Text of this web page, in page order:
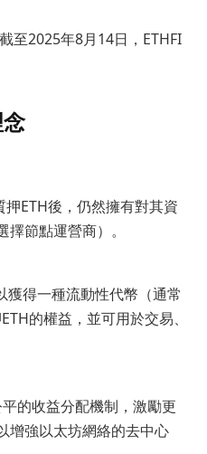
截至2025年8月14日，ETHFI
ETH後，仍然擁有對其資
節點運營商）。
獲得一種流動性代幣（通常
的權益，並可用於交易、
的收益分配機制，激勵更
增強以太坊網絡的去中心